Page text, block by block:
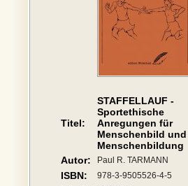
Titel:
STAFFELLAUF -
Sportethische
Anregungen für
Menschenbild und
Menschenbildung
Autor:
Paul R. TARMANN
ISBN: 978-3-9505526-4-5